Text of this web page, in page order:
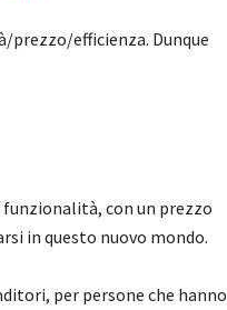
prezzo/efficienza. Dunque
funzionalità, con un prezzo
in questo nuovo mondo.
per persone che hanno